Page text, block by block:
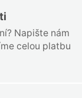
Napište nám
celou platbu